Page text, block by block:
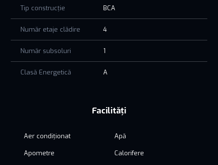
Tip construcție BCA
Număr etaje clădire 4
Număr subsoluri 1
Clasă Energetică A
Facilități
Aer condiționat Apă
Apometre Calorifere